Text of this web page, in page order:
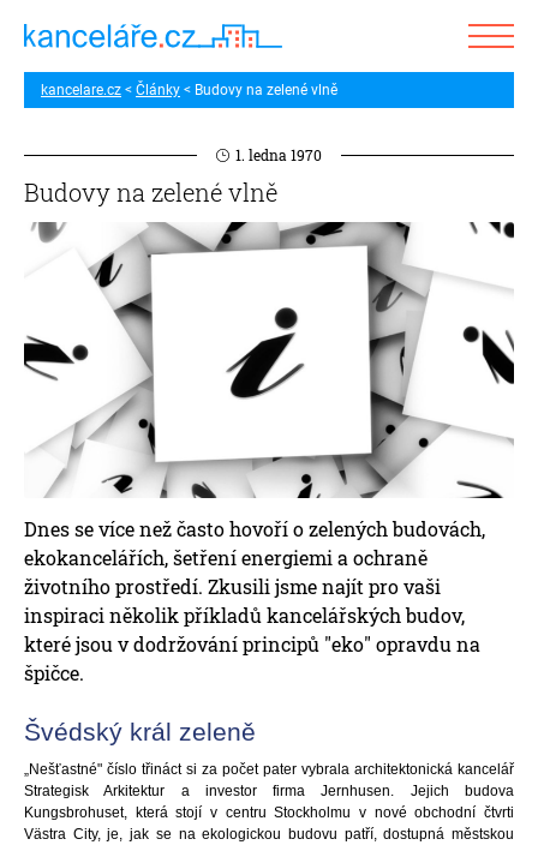
kancelare.cz Články Budovy na zelené vlně
1. ledna 1970
Budovy na zelené vlně
Dnes se více než často hovoří o zelených budovách,
ekokancelářích, šetření energiemi a ochraně
životního prostředí. Zkusili jsme najít pro vaši
inspiraci několik příkladů kancelářských budov,
které jsou v dodržování principů "eko" opravdu na
špičce.
Švédský král zeleně
„Nešťastné" číslo třináct si za počet pater vybrala architektonická kancelář
Strategisk Arkitektur a investor firma Jernhusen. Jejich budova
Kungsbrohuset, která stojí v centru Stockholmu v nové obchodní čtvrti
Västra City, je, jak se na ekologickou budovu patří, dostupná městskou